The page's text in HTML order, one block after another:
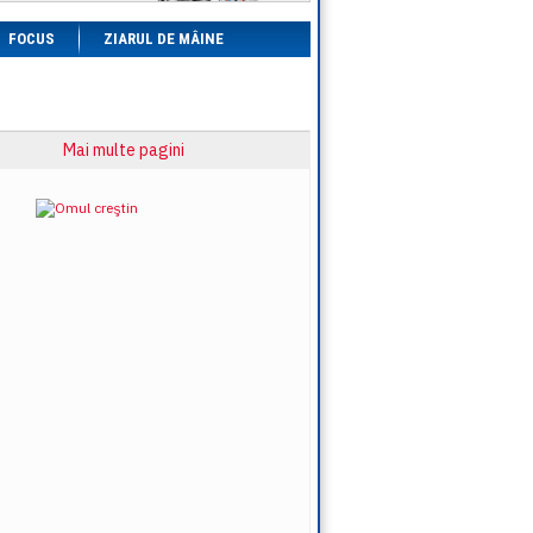
FOCUS ZIARUL DE MÂINE
Mai multe pagini